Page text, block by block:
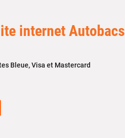
internet Autobacs
Bleue, Visa et Mastercard